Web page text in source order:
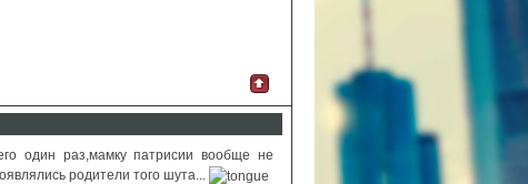
один раз,мамку патрисии вообще не
родители того шута...